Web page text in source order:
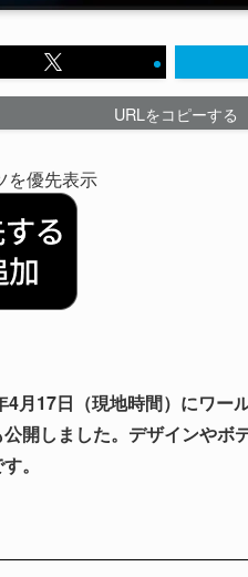
URLをコピーする
を優先表示
月17日（現地時間）にワー
開しました。デザインや
。